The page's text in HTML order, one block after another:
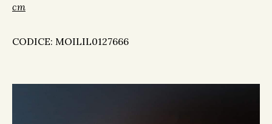
cm
CODICE: MOILIL0127666